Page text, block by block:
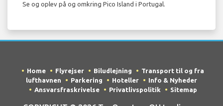
Se og oplev på og omkring Pico Island i Portugal.
Home Flyrejser Biludlejning
Transport til og fra
lufthavnen
Parkering Hoteller
Info & Nyheder
Ansvarsfraskrivelse
Privatlivspolitik Sitemap